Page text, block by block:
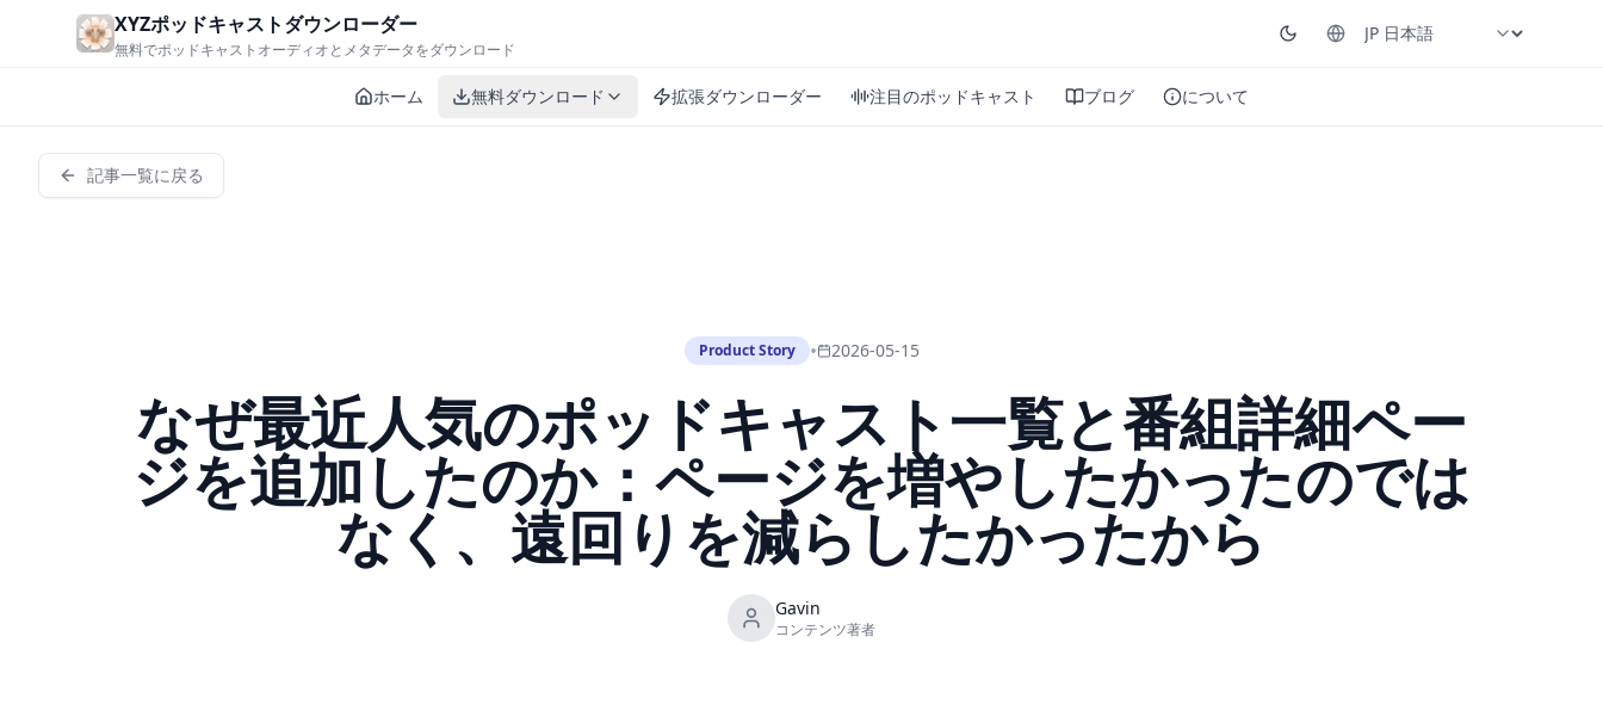
Skip to main contentXYZポッドキャストダウンローダー
無料でポッドキャストオーディオとメタデータをダウンロード
ホーム 無料ダウンロード 拡張ダウンローダー 注目のポッドキャスト ブログ について
記事一覧に戻る
Product Story • 2026-05-15
なぜ最近人気のポッドキャスト一覧と番組詳細ペー
ジを追加したのか：ページを増やしたかったのでは
なく、遠回りを減らしたかったから
Gavin
コンテンツ著者